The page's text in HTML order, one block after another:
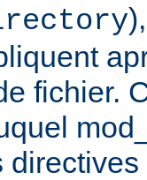
fichier.
directives